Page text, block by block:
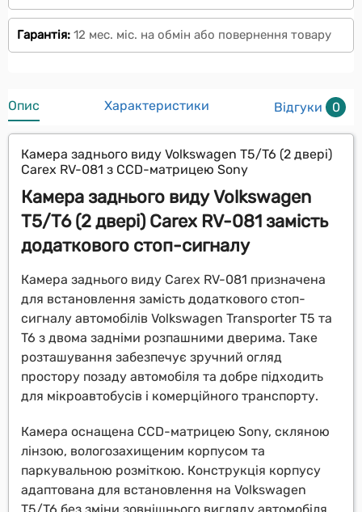
Гарантія: 12 мес. міс. на обмін або повернення товару
Опис Характеристики Відгуки 0
Камера заднього виду Volkswagen T5/T6 (2 двері)
Carex RV-081 з CCD-матрицею Sony
Камера заднього виду Volkswagen
T5/T6 (2 двері) Carex RV-081 замість
додаткового стоп-сигналу
Камера заднього виду Carex RV-081 призначена
для встановлення замість додаткового стоп-
сигналу автомобілів Volkswagen Transporter T5 та
T6 з двома задніми розпашними дверима. Таке
розташування забезпечує зручний огляд
простору позаду автомобіля та добре підходить
для мікроавтобусів і комерційного транспорту.
Камера оснащена CCD-матрицею Sony, скляною
лінзою, вологозахищеним корпусом та
паркувальною розміткою. Конструкція корпусу
адаптована для встановлення на Volkswagen